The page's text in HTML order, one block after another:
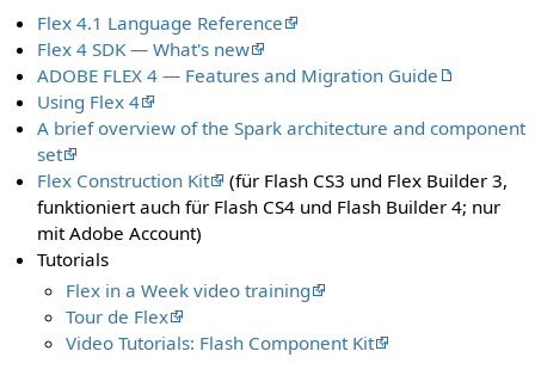
Flex 4.1 Language Reference
Flex 4 SDK — What's new
ADOBE FLEX 4 — Features and Migration Guide
Using Flex 4
A brief overview of the Spark architecture and component
set
Flex Construction Kit
(für Flash CS3 und Flex Builder 3,
funktioniert auch für Flash CS4 und Flash Builder 4; nur
mit Adobe Account)
Tutorials
Flex in a Week video training
Tour de Flex
Video Tutorials: Flash Component Kit